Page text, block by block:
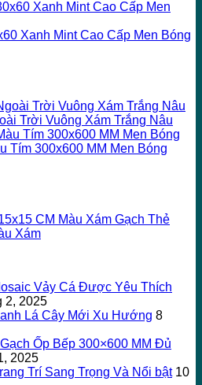
Xanh Mint Cao Cấp Men Bóng
Trời Vuông Xám Trắng Nâu
Tím 300x600 MM Men Bóng
Gạch Thẻ
Xám
Vảy Cá Được Yêu Thích
2, 2025
Lá Cây Mới Xu Hướng 8
Ốp Bếp 300×600 MM Đủ
2025
Trí Sang Trọng Và Nổi bật 10